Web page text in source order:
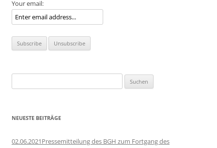
Your email:
nach:
NEUESTE BEITRÄGE
02.06.2021Pressemitteilung des BGH zum Fortgang des